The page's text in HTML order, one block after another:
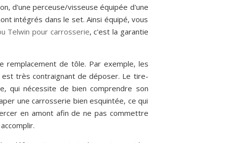
d'une perceuse/visseuse équipée d'une
intégrés dans le set. Ainsi équipé, vous
Telwin pour carrosserie, c'est la garantie
remplacement de tôle. Par exemple, les
très contraignant de déposer. Le tire-
qui nécessite de bien comprendre son
une carrosserie bien esquintée, ce qui
en amont afin de ne pas commettre